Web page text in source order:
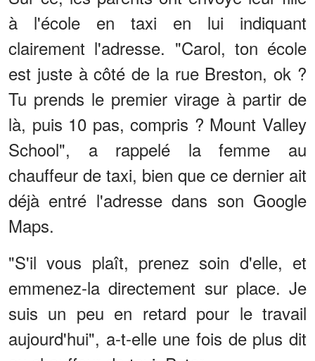
à l'école en taxi en lui indiquant
clairement l'adresse. "Carol, ton école
est juste à côté de la rue Breston, ok ?
Tu prends le premier virage à partir de
là, puis 10 pas, compris ? Mount Valley
School", a rappelé la femme au
chauffeur de taxi, bien que ce dernier ait
déjà entré l'adresse dans son Google
Maps.
"S'il vous plaît, prenez soin d'elle, et
emmenez-la directement sur place. Je
suis un peu en retard pour le travail
aujourd'hui", a-t-elle une fois de plus dit